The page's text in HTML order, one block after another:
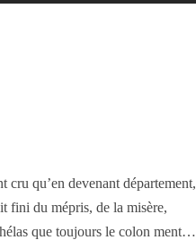
cru qu’en devenant département,
fini du mépris, de la misère,
que toujours le colon ment…